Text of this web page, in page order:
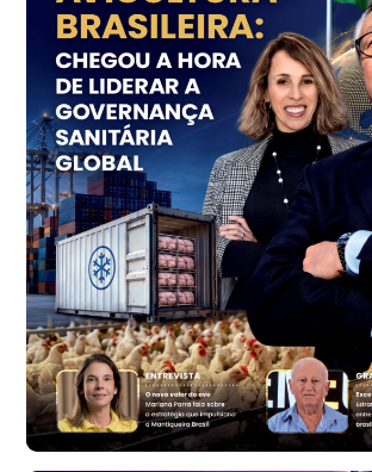
R$ 7,18
kg
Trigo Atacado - Regional
PR
R$ 1.414,46
t
Trigo Atacado - Regional
RS
R$ 1.314,61
t
Ovo Vermelho - Regional
Vermelho
R$ 171,61
cx
Ovo Branco - Regional